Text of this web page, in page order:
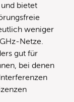
bietet
weniger
Netze.
gut für
bei denen